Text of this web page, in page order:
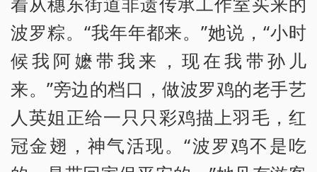
波罗粽。“我年年都来。”她说，“小时
候我阿嬷带我来，现在我带孙儿
来。”旁边的档口，做波罗鸡的老手艺
人英姐正给一只只彩鸡描上羽毛，红
冠金翅，神气活现。“波罗鸡不是吃